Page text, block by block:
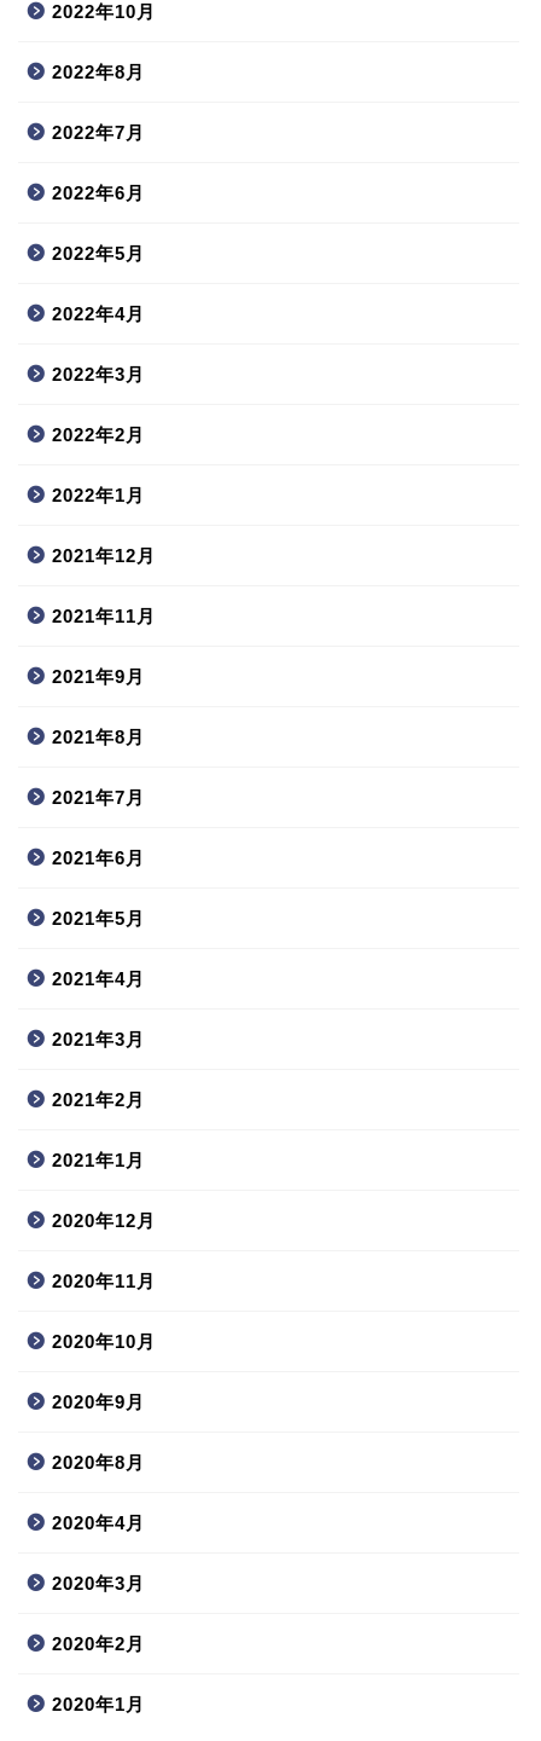
2022年10月
2022年8月
2022年7月
2022年6月
2022年5月
2022年4月
2022年3月
2022年2月
2022年1月
2021年12月
2021年11月
2021年9月
2021年8月
2021年7月
2021年6月
2021年5月
2021年4月
2021年3月
2021年2月
2021年1月
2020年12月
2020年11月
2020年10月
2020年9月
2020年8月
2020年4月
2020年3月
2020年2月
2020年1月